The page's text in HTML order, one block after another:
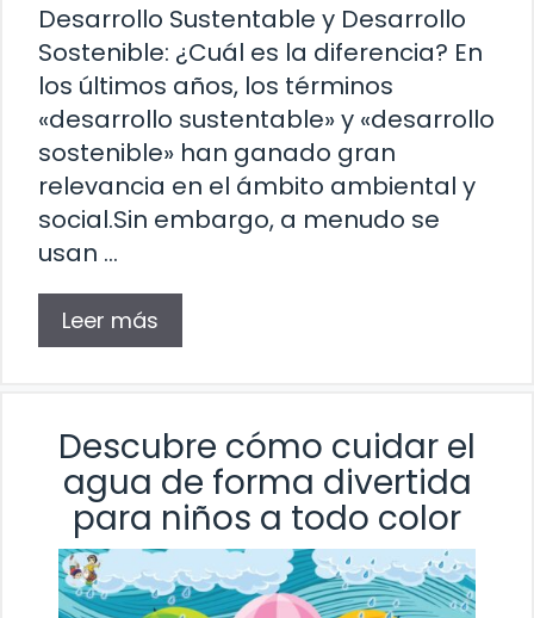
Desarrollo Sustentable y Desarrollo
Sostenible: ¿Cuál es la diferencia? En
los últimos años, los términos
«desarrollo sustentable» y «desarrollo
sostenible» han ganado gran
relevancia en el ámbito ambiental y
social.Sin embargo, a menudo se
usan …
Leer más
Descubre cómo cuidar el
agua de forma divertida
para niños a todo color